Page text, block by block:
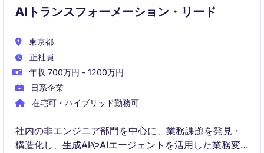
AIトランスフォーメーション・リード
東京都
正社員
年収 700万円 - 1200万円
日系企業
在宅可・ハイブリッド勤務可
社内の非エンジニア部門を中心に、業務課題を発見・
構造化し、生成AIやAIエージェントを活用した業務変